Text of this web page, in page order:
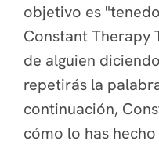
objetivo es
Constant Therapy
de alguien
repetirás la
continuación,
cómo lo has